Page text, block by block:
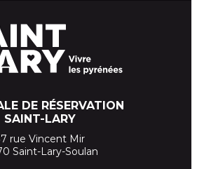
DE RÉSERVATION
SAINT-LARY
rue Vincent Mir
Saint-Lary-Soulan